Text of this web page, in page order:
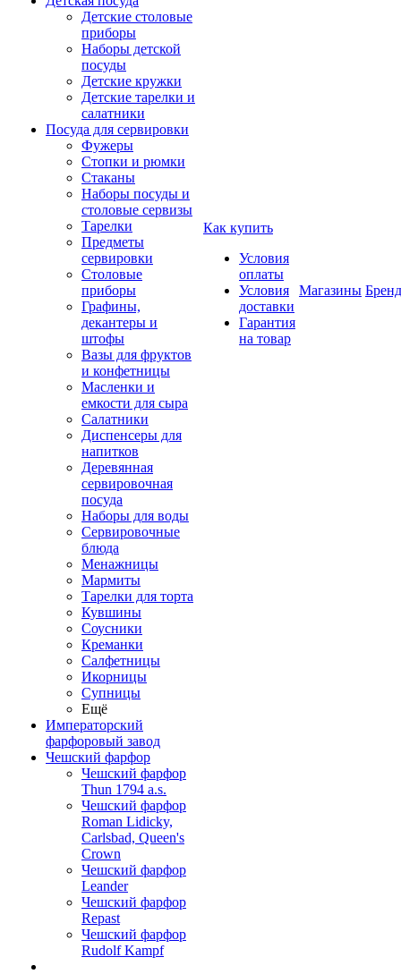
Детские столовые
приборы
Наборы детской
посуды
Детские кружки
Детские тарелки и
салатники
Посуда для сервировки
Фужеры
Стопки и рюмки
Стаканы
Наборы посуды и
столовые сервизы
Тарелки
Предметы
сервировки
Столовые
приборы
Графины,
декантеры и
штофы
Вазы для фруктов
и конфетницы
Масленки и
емкости для сыра
Салатники
Диспенсеры для
напитков
Деревянная
сервировочная
посуда
Наборы для воды
Сервировочные
блюда
Менажницы
Мармиты
Тарелки для торта
Кувшины
Соусники
Креманки
Салфетницы
Икорницы
Супницы
Ещё
Императорский
фарфоровый завод
Чешский фарфор
Чешский фарфор
Thun 1794 a.s.
Чешский фарфор
Roman Lidicky,
Carlsbad, Queen's
Crown
Чешский фарфор
Leander
Чешский фарфор
Repast
Чешский фарфор
Rudolf Kampf
Как купить
Условия
оплаты
Условия
доставки
Гарантия
на товар
Магазины